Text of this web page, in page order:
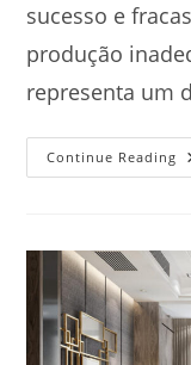
sucesso e
produção
representa um
Continue Reading